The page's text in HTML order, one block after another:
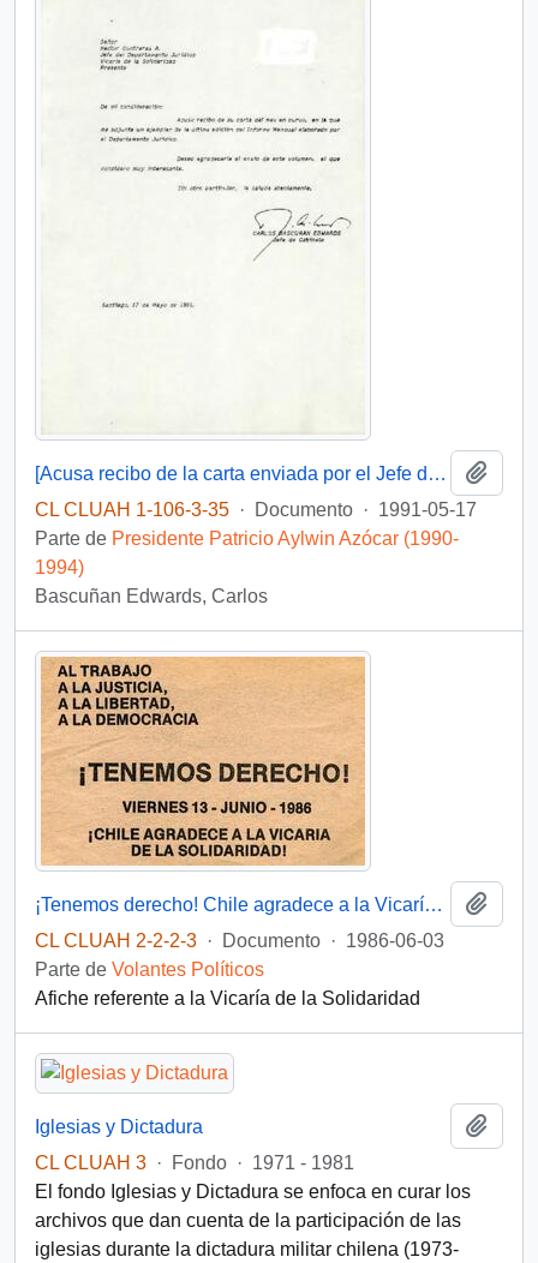
[Acusa recibo de la carta enviada por el Jefe del Departamento Jurídico de la Vicaria de la Solidaridad , en la que adjunta un ejemplar de la última edición del Informe Mensual elaborado por el Departamento Jurídico]
CL CLUAH 1-106-3-35 · Documento · 1991-05-17
Parte de Presidente Patricio Aylwin Azócar (1990-
1994)
Bascuñan Edwards, Carlos
¡Tenemos derecho! Chile agradece a la Vicaría de la Solidaridad
CL CLUAH 2-2-2-3 · Documento · 1986-06-03
Parte de Volantes Políticos
Afiche referente a la Vicaría de la Solidaridad
Iglesias y Dictadura
CL CLUAH 3 · Fondo · 1971 - 1981
El fondo Iglesias y Dictadura se enfoca en curar los
archivos que dan cuenta de la participación de las
iglesias durante la dictadura militar chilena (1973-